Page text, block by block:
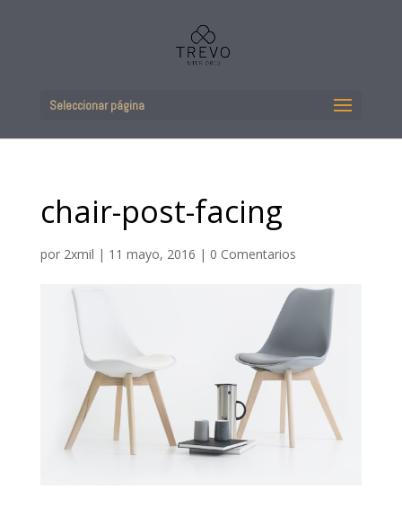
Seleccionar página
chair-post-facing
por 2xmil | 11 mayo, 2016 | 0 Comentarios